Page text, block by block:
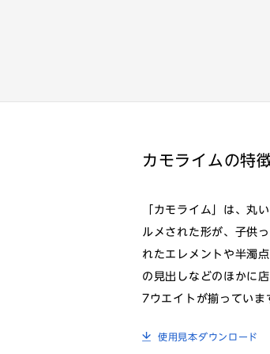
カモライムの特
「カモライム」は、丸
ルメされた形が、子供
れたエレメントや半濁
の見出しなどのほかに
7ウエイトが揃っていま
使用見本ダウンロード